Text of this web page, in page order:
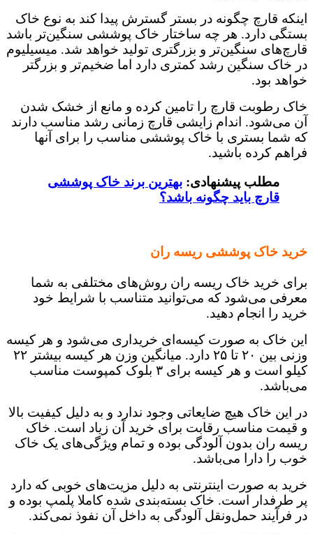
اینکه قارچ چگونه در بستر گسترش پیدا کند به نوع خاک
بستگی دارد. هر چه ساختار خاک پوششی سنگین‌تر باشد
قارچ‌های سنگین‌تر و بزرگتری تولید خواهد شد. میسیلیوم
در خاک سنگین رشد کمتری دارد اما ضخیم‌تر و بزرگتر
خواهد بود.
خاک رطوبت قارچ را تامین کرده و مانع از خشک شدن
آن می‌شود. اندام زایشی قارچ زمانی رشد مناسب دارند
که شما بستری با خاک پوششی مناسب را برای آنها
فراهم کرده باشید.
مطلب پیشنهادی: بهترین برند خاک پوششی
قارچ باید چگونه باشد؟
خرید خاک پوششی ریسه ران
برای خرید خاک ریسه ران روش‌های مختلفی به شما
معرفی می‌شود که می‌توانید متناسب با شرایط خود
خرید را انجام دهید.
این خاک به صورت کیسه‌ای خریداری می‌شود و هر کیسه
وزنی بین ۲۰ تا ۲۵ دارد. میانگین وزن هر کیسه بیشتر ۲۲
کیلو است و هر کیسه برای ۳ بلوک کمپوست مناسب
می‌باشد.
در این خاک هیچ ضایعاتی وجود ندارد و به دلیل کیفیت بالا
و قیمت مناسب رقابت برای خرید آن زیاد است. خاک
ریسه ران بدون آلودگی بوده و تمام ویژگی‌های یک خاک
خوب را دارا می‌باشد.
خرید به صورت اینترنتی به دلیل مزیت‌های خوبی که دارد
پر طرفدار است. خاک بسته‌بندی شده کاملا پلمپ بوده و
در فرآیند حمل‌و‌نقل آلودگی به داخل آن نفوذ نمی‌کند.